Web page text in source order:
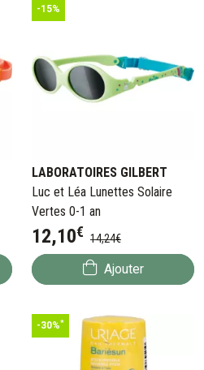
-15%
LABORATOIRES GILBERT
Luc et Léa Lunettes Solaire
Vertes 0-1 an
12,10€ 14,24€
Ajouter
-30%*